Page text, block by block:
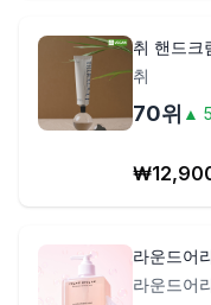
취 핸드크
취
70위 ▲
₩
라운드어
라운드어